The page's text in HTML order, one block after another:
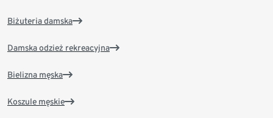
Biżuteria damska
Damska odzież rekreacyjna
Bielizna męska
Koszule męskie